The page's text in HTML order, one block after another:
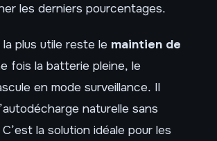
les derniers pourcentages.
plus utile reste le maintien de
fois la batterie pleine, le
en mode surveillance. Il
naturelle sans
la solution idéale pour les